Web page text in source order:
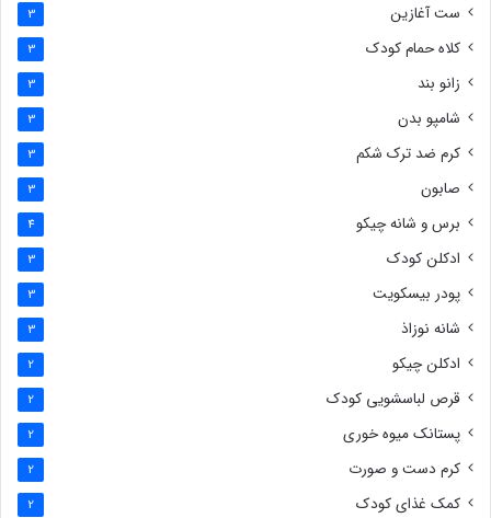
ست آغازین 3
کلاه حمام کودک 3
زانو بند 3
شامپو بدن 3
کرم ضد ترک شکم 3
صابون 3
برس و شانه چیکو 4
ادکلن کودک 3
پودر بیسکویت 3
شانه نوزاذ 3
ادکلن چیکو 2
قرص لباسشویی کودک 2
پستانک میوه خوری 2
کرم دست و صورت 2
کمک غذای کودک 2